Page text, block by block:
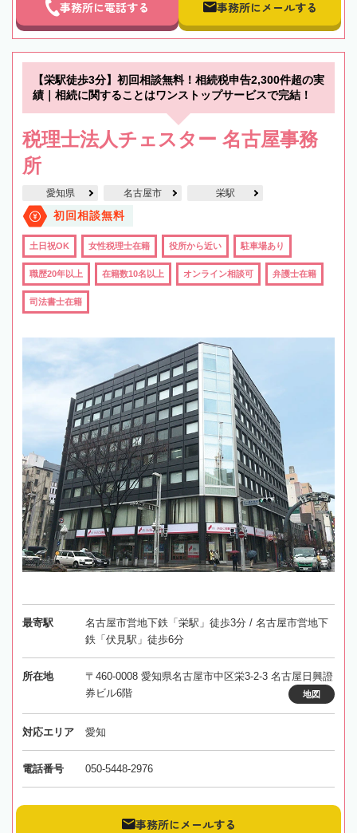
事務所に電話する 事務所にメールする
【栄駅徒歩3分】初回相談無料！相続税申告2,300件超の実
績｜相続に関することはワンストップサービスで完結！
税理士法人チェスター 名古屋事務
所
愛知県 名古屋市 栄駅
初回相談無料
土日祝OK 女性税理士在籍 役所から近い 駐車場あり
職歴20年以上 在籍数10名以上 オンライン相談可 弁護士在籍
司法書士在籍
最寄駅
名古屋市営地下鉄「栄駅」徒歩3分 / 名古屋市営地下
鉄「伏見駅」徒歩6分
所在地
〒460-0008 愛知県名古屋市中区栄3-2-3 名古屋日興證
券ビル6階
地図
対応エリア 愛知
電話番号 050-5448-2976
事務所にメールする